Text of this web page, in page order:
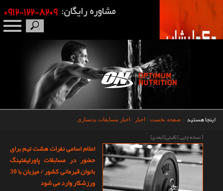
محصولات
اینجا هستید : صفحه نخست : اخبار : اخبار مسابقات بدنسازی
[ نسخه چاپی ][قبلی][بعدی]
اعلام اسامی نفرات هشت تیم برای
حضور در مسابقات پاورلیفتینگ
بانوان قهرمانی کشور / میزبان با 30
ورزشکار وارد می شود